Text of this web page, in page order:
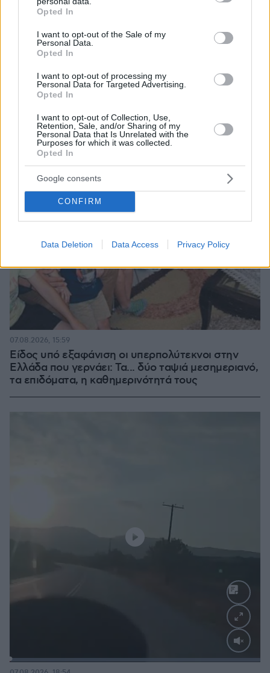
grant or deny consent to Google and its third-party tags to
use your data for below specified purposes in below Google
consent section.
Opted In
I want to opt-out of the Sale of my
Personal Data.
Opted In
I want to opt-out of processing my
Personal Data for Targeted Advertising.
Opted In
I want to opt-out of Collection, Use,
Retention, Sale, and/or Sharing of my
Personal Data that Is Unrelated with the
Purposes for which it was collected.
Opted In
Google consents
CONFIRM
Data Deletion Data Access Privacy Policy
Κρήτη ζητά... τιμή για να ασελγήσει σε ανήλικη, τι
καταγγέλλει ο ιδιοκτήτης επιχείρησης
07.08.2026, 18:22
Είδος υπό εξαφάνιση οι υπερπολύτεκνοι στην
Ελλάδα που γερνάει: Τα... δύο ταψιά μεσημεριανό,
τα επιδόματα, η καθημερινότητά τους
07.08.2026, 15:59
Loaded: